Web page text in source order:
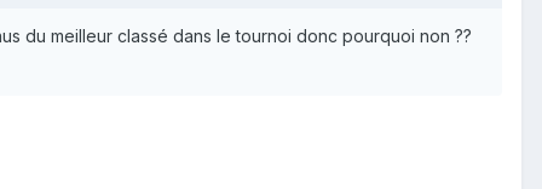
du meilleur classé dans le tournoi donc pourquoi non ??